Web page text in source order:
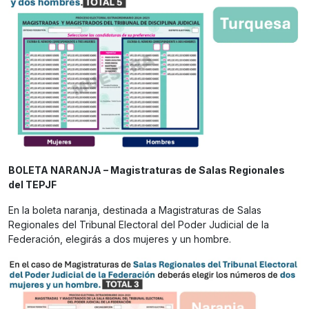
BOLETA NARANJA – Magistraturas de Salas Regionales
del TEPJF
En la boleta naranja, destinada a Magistraturas de Salas
Regionales del Tribunal Electoral del Poder Judicial de la
Federación, elegirás a dos mujeres y un hombre.